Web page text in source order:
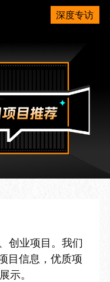
深度专访
创业项目。我们
目信息，优质项
示。